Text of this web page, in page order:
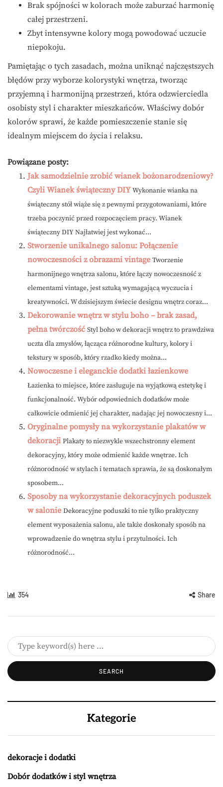
Brak spójności w kolorach może zaburzać harmonię
całej przestrzeni.
Zbyt intensywne kolory mogą powodować uczucie
niepokoju.
Pamiętając o tych zasadach, można uniknąć najczęstszych
błędów przy wyborze kolorystyki wnętrza, tworząc
przyjemną i harmonijną przestrzeń, która odzwierciedla
osobisty styl i charakter mieszkańców. Właściwy dobór
kolorów sprawi, że każde pomieszczenie stanie się
idealnym miejscem do życia i relaksu.
Powiązane posty:
Jak samodzielnie zrobić wianek bożonarodzeniowy?
Czyli Wianek świąteczny DIY Wykonanie wianka na
świąteczny stół wiąże się z pewnymi przygotowaniami, które
trzeba poczynić przed rozpoczęciem pracy. Wianek
świąteczny DIY Najłatwiej jest wykonać...
Stworzenie unikalnego salonu: Połączenie
nowoczesności z obrazami vintage Tworzenie
harmonijnego wnętrza salonu, które łączy nowoczesność z
elementami vintage, jest sztuką wymagającą wyczucia i
kreatywności. W dzisiejszym świecie designu wnętrz coraz...
Dekorowanie wnętrz w stylu boho – brak zasad,
pełna twórczość Styl boho w dekoracji wnętrz to prawdziwa
uczta dla zmysłów, łącząca różnorodne kultury, kolory i
tekstury w sposób, który rzadko kiedy można...
Nowoczesne i eleganckie dodatki łazienkowe
Łazienka to miejsce, które zasługuje na wyjątkową estetykę i
funkcjonalność. Wybór odpowiednich dodatków może
całkowicie odmienić jej charakter, nadając jej nowoczesny i...
Oryginalne pomysły na wykorzystanie plakatów w
dekoracji Plakaty to niezwykle wszechstronny element
dekoracyjny, który może odmienić każde wnętrze. Ich
różnorodność w stylach i tematach sprawia, że są doskonałym
sposobem...
Sposoby na wykorzystanie dekoracyjnych poduszek
w salonie Dekoracyjne poduszki to nie tylko praktyczny
element wyposażenia salonu, ale także doskonały sposób na
wprowadzenie do wnętrza stylu i przytulności. Ich
różnorodność...
354 Share
Kategorie
dekoracje i dodatki
Dobór dodatków i styl wnętrza